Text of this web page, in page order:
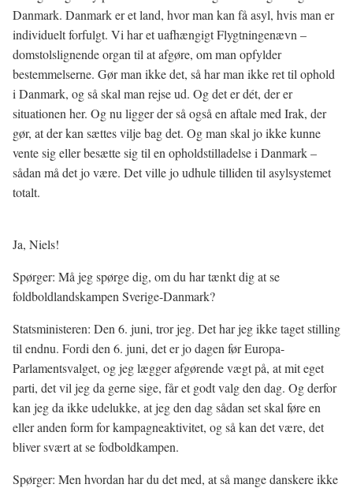
Danmark. Danmark er et land, hvor man kan få asyl, hvis man er
individuelt forfulgt. Vi har et uafhængigt Flygtningenævn –
domstolslignende organ til at afgøre, om man opfylder
bestemmelserne. Gør man ikke det, så har man ikke ret til ophold
i Danmark, og så skal man rejse ud. Og det er dét, der er
situationen her. Og nu ligger der så også en aftale med Irak, der
gør, at der kan sættes vilje bag det. Og man skal jo ikke kunne
vente sig eller besætte sig til en opholdstilladelse i Danmark –
sådan må det jo være. Det ville jo udhule tilliden til asylsystemet
totalt.
Ja, Niels!
Spørger: Må jeg spørge dig, om du har tænkt dig at se
foldboldlandskampen Sverige-Danmark?
Statsministeren: Den 6. juni, tror jeg. Det har jeg ikke taget stilling
til endnu. Fordi den 6. juni, det er jo dagen før Europa-
Parlamentsvalget, og jeg lægger afgørende vægt på, at mit eget
parti, det vil jeg da gerne sige, får et godt valg den dag. Og derfor
kan jeg da ikke udelukke, at jeg den dag sådan set skal føre en
eller anden form for kampagneaktivitet, og så kan det være, det
bliver svært at se fodboldkampen.
Spørger: Men hvordan har du det med, at så mange danskere ikke